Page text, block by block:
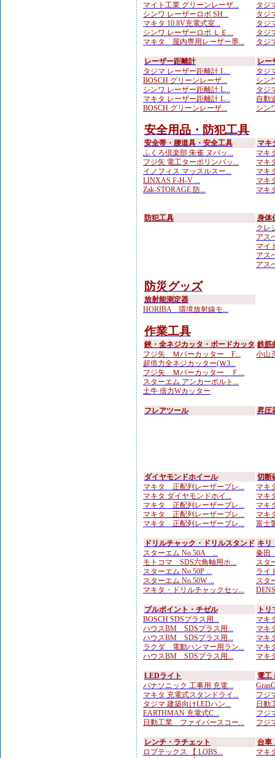
マイト工業 グリーンレーザ...
シンワ レーザーロボ SH...
マキタ 10.8V充電式室...
シンワ レーザーロボ ＬＥ...
マキタ 屋内専用レーザー墨...
タジ
タジ
タジ
タジ
タジ
レーザー距離計
タジマ レーザー距離計 L...
BOSCH グリーンレーザ...
シンワ レーザー距離計 L...
マキタ レーザー距離計 L...
BOSCH グリーンレーザ...
レー
タジ
シン
タジ
自動
シン
安全用品・防犯工具
安全帯・腰道具・安全工具
ふくろ倶楽部 朱雀 ヌバッ...
フジ矢 電工ターポリンバッ...
イノフィス マッスルスー...
LINXAS F-H-V ...
Zak-STORAGE 防...
マキ
マキ
マキ
マキ
マキ
マキ
防犯工具
身体
クレ
アス
マイ
アス
アス
防災グッズ
放射能測定器
HORIBA 環境放射線モ...
作業工具
鋏・全ネジカッタ・ボードカッタ
フジ矢 Ｍバーカッター F...
超倍力全ネジカッター(Ｗ3...
フジ矢 Ｍバーカッター Ｆ...
スターエム アンカーボルト...
土牛 倍力Wカッター
鉄筋
小山
フレアツール 昇圧
ダイヤモンドホイール
マキタ 正配列レーザーブレ...
マキタ ダイヤモンドホイ...
マキタ 正配列レーザーブレ...
マキタ 正配列レーザーブレ...
マキタ 正配列レーザーブレ...
切断
マキ
マキ
マキ
マキ
富士
ドリルチャック・ドリルスタンド
スターエム No.50A ...
モトコマ SDS六角軸用ホ...
スターエム No.50P ...
スターエム No.50W ...
マキタ・ドリルチャックセッ...
キリ
粂田
スタ
ライ
スタ
ブルポイント・チゼル
BOSCH SDSプラス用...
ハウスBM SDSプラス用...
ハウスBM SDSプラス用...
ラクダ 電動ハンマー用ラン...
ハウスBM SDSプラス用...
ト
マキ
マキ
マキ
マキ
マキ
LEDライト
パナソニック 工事用 充電...
マキタ 充電式スタンドライ...
タジマ 建築向けLEDハン...
EARTHMAN 充電式C...
日動工業 ファイバースコー...
電工
フジ
日動
フジ
フジ
レンチ・ラチェット
ロブテックス 【 LOBS...
台車
マキ